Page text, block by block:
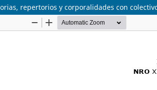
repertorios y corporalidades con